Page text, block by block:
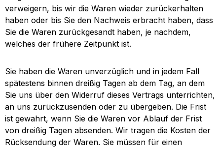
verweigern, bis wir die Waren wieder zurückerhalten
haben oder bis Sie den Nachweis erbracht haben, dass
Sie die Waren zurückgesandt haben, je nachdem,
welches der frühere Zeitpunkt ist.
Sie haben die Waren unverzüglich und in jedem Fall
spätestens binnen dreißig Tagen ab dem Tag, an dem
Sie uns über den Widerruf dieses Vertrags unterrichten,
an uns zurückzusenden oder zu übergeben. Die Frist
ist gewahrt, wenn Sie die Waren vor Ablauf der Frist
von dreißig Tagen absenden. Wir tragen die Kosten der
Rücksendung der Waren. Sie müssen für einen